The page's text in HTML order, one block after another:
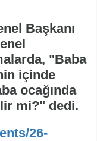
Başkanı
"Baba
içinde
ocağında
mi?" dedi.
26-